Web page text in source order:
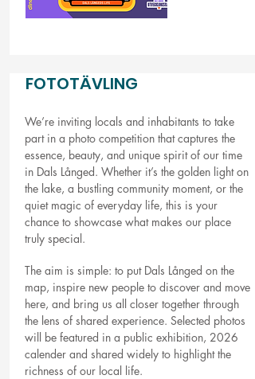
FOTOTÄVLING
We’re inviting locals and inhabitants to take
part in a photo competition that captures the
essence, beauty, and unique spirit of our time
in Dals Långed. Whether it’s the golden light on
the lake, a bustling community moment, or the
quiet magic of everyday life, this is your
chance to showcase what makes our place
truly special.
The aim is simple: to put Dals Långed on the
map, inspire new people to discover and move
here, and bring us all closer together through
the lens of shared experience. Selected photos
will be featured in a public exhibition, 2026
calender and shared widely to highlight the
richness of our local life.